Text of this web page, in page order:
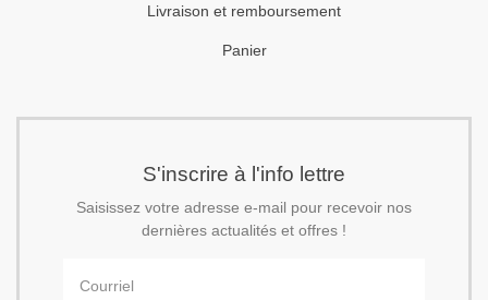
Livraison et remboursement
Panier
S'inscrire à l'info lettre
Saisissez votre adresse e-mail pour recevoir nos
dernières actualités et offres !